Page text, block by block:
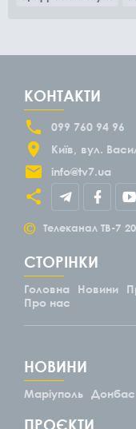
КОНТАКТИ
099 760 94 96
Київ
вул.
info@tv7.ua
© Телеканал ТВ-7
СТОРІНКИ
Головна Новини
Про нас
НОВИНИ
Маріуполь Донбас
ПРОЄКТИ